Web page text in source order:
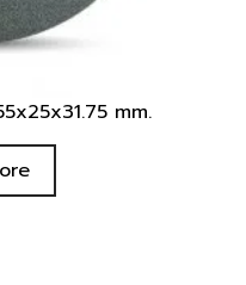
mm.